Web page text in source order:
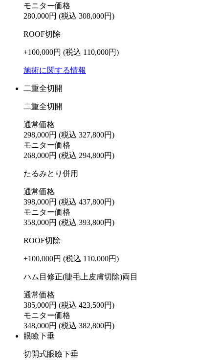
モニター価格
280,000円 (税込 308,000円)
ROOF切除
+100,000円 (税込 110,000円)
施術に関する情報
二重全切開
二重全切開
通常価格
298,000円 (税込 327,800円)
モニター価格
268,000円 (税込 294,800円)
たるみとり併用
通常価格
398,000円 (税込 437,800円)
モニター価格
358,000円 (税込 393,800円)
ROOF切除
+100,000円 (税込 110,000円)
ハム目修正(睫毛上皮膚切除)両目
通常価格
385,000円 (税込 423,500円)
モニター価格
348,000円 (税込 382,800円)
眼瞼下垂
切開式眼瞼下垂